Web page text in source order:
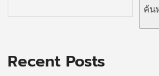
ค้น
Recent Posts